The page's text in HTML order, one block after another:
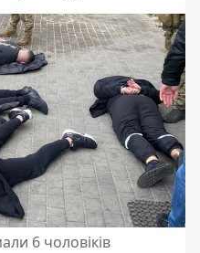
6 чоловіків